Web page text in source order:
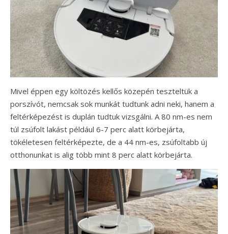
Mivel éppen egy költözés kellős közepén teszteltük a
porszívót, nemcsak sok munkát tudtunk adni neki, hanem a
feltérképezést is duplán tudtuk vizsgálni. A 80 nm-es nem
túl zsúfolt lakást például 6-7 perc alatt körbejárta,
tökéletesen feltérképezte, de a 44 nm-es, zsúfoltabb új
otthonunkat is alig több mint 8 perc alatt körbejárta.